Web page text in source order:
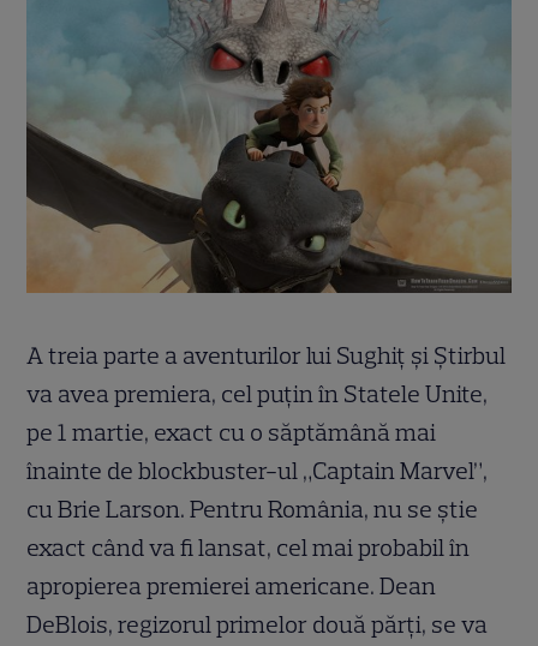
A treia parte a aventurilor lui Sughiț și Știrbul
va avea premiera, cel puțin în Statele Unite,
pe 1 martie, exact cu o săptămână mai
înainte de blockbuster-ul „Captain Marvel”,
cu Brie Larson. Pentru România, nu se știe
exact când va fi lansat, cel mai probabil în
apropierea premierei americane. Dean
DeBlois, regizorul primelor două părți, se va